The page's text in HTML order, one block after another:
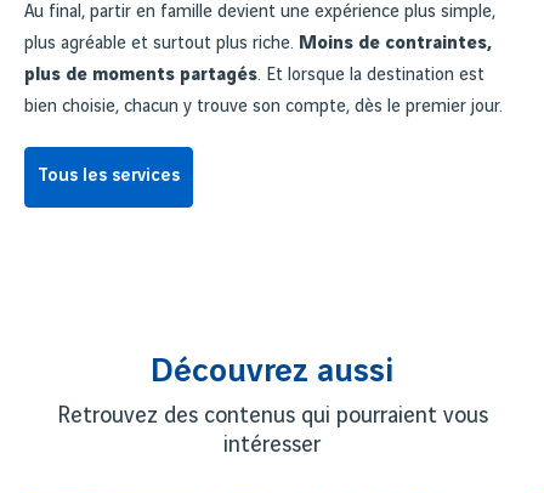
Au final, partir en famille devient une expérience plus simple,
plus agréable et surtout plus riche. Moins de contraintes,
plus de moments partagés. Et lorsque la destination est
bien choisie, chacun y trouve son compte, dès le premier jour.
Tous les services
Découvrez aussi
Retrouvez des contenus qui pourraient vous
intéresser